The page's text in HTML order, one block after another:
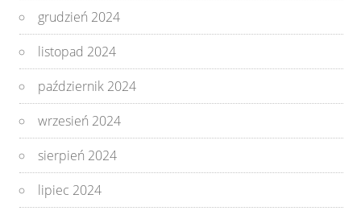
grudzień 2024
listopad 2024
październik 2024
wrzesień 2024
sierpień 2024
lipiec 2024